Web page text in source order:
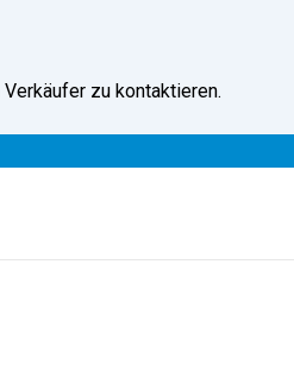
Verkäufer zu kontaktieren.